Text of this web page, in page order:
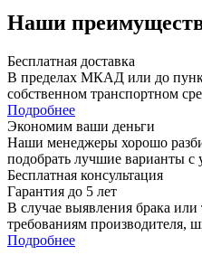
Наши
Бесплатная доставка
В пределах МКАД или до
собственном транспортном
Подробнее
Экономим ваши деньги
Наши менеджеры хорошо
подобрать лучшие варианты с
Бесплатная консультация
Гарантия до 5 лет
В случае выявления брака или
требованиям производителя,
Подробнее